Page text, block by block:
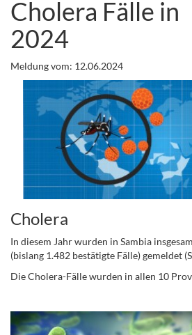
Cholera Fälle in
2024
Meldung vom: 12.06.2024
Cholera
In diesem Jahr wurden in Sambia
(bislang 1.482 bestätigte Fälle) gemeldet
Die Cholera-Fälle wurden in allen 10